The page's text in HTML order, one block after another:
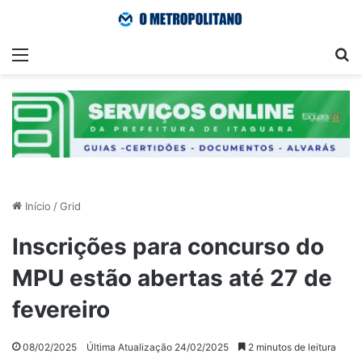
Menu
Início /Grid
Inscrições para concurso do
MPU estão abertas até 27 de
fevereiro
08/02/2025 Última Atualização 24/02/2025 2 minutos de leitura